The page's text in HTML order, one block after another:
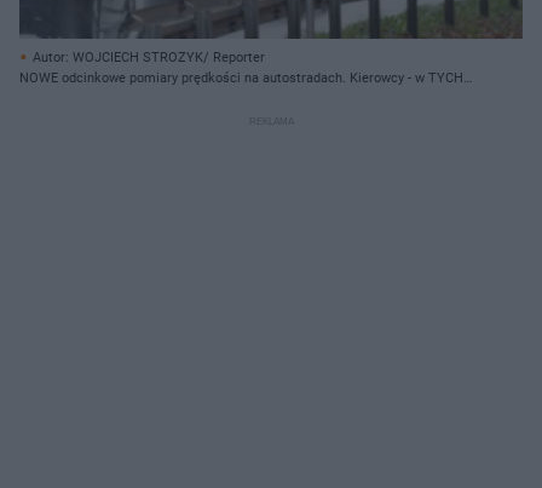
Autor: WOJCIECH STROZYK/ Reporter
NOWE odcinkowe pomiary prędkości na autostradach. Kierowcy - w TYCH